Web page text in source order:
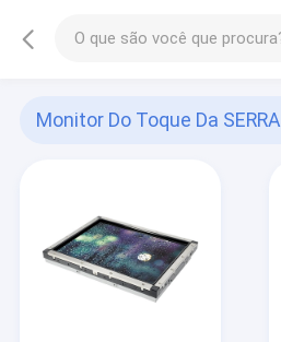
Monitor Do Toque Da SERRA